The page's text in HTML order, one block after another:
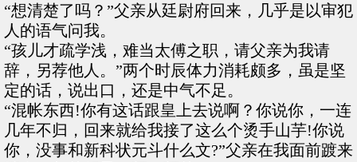
“想清楚了吗？”父亲从廷尉府回来，几乎是以审犯
人的语气问我。
“孩儿才疏学浅，难当太傅之职，请父亲为我请
辞，另荐他人。”两个时辰体力消耗颇多，虽是坚
定的话，说出口，还是中气不足。
“混帐东西!你有这话跟皇上去说啊？你说你，一连
几年不归，回来就给我接了这么个烫手山芋!你说
你，没事和新科状元斗什么文?”父亲在我面前踱来